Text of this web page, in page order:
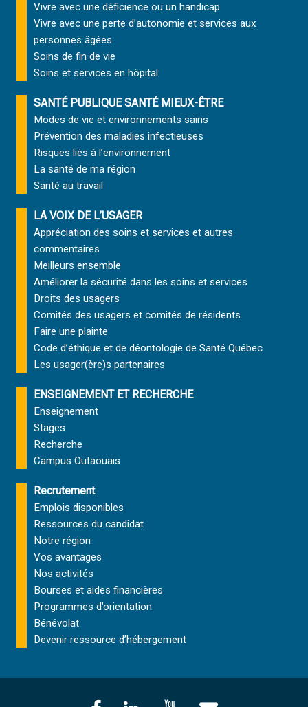
Vivre avec une déficience ou un handicap
Vivre avec une perte d’autonomie et services aux
personnes âgées
Soins de fin de vie
Soins et services en hôpital
SANTÉ PUBLIQUE SANTÉ MIEUX-ÊTRE
Modes de vie et environnements sains
Prévention des maladies infectieuses
Risques liés à l’environnement
La santé de ma région
Santé au travail
LA VOIX DE L’USAGER
Appréciation des soins et services et autres
commentaires
Meilleurs ensemble
Améliorer la sécurité dans les soins et services
Droits des usagers
Comités des usagers et comités de résidents
Faire une plainte
Code d’éthique et de déontologie de Santé Québec
Les usager(ère)s partenaires
ENSEIGNEMENT ET RECHERCHE
Enseignement
Stages
Recherche
Campus Outaouais
Recrutement
Emplois disponibles
Ressources du candidat
Notre région
Vos avantages
Nos activités
Bourses et aides financières
Programmes d’orientation
Bénévolat
Devenir ressource d’hébergement